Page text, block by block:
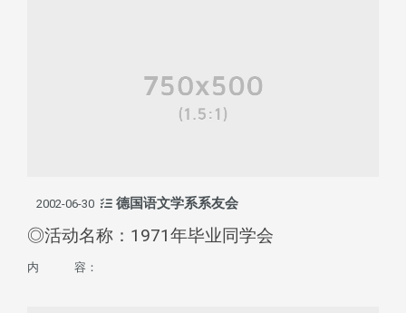
2002-06-30 德国语文学系系友会
◎活动名称：1971年毕业同学会
内 容：